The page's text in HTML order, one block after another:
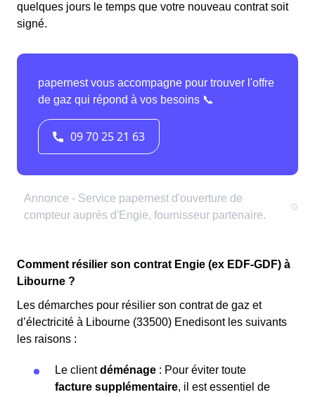
quelques jours le temps que votre nouveau contrat soit
signé.
Comment résilier son contrat Engie (ex EDF-GDF) à
Libourne ?
Les démarches pour résilier son contrat de gaz et
d’électricité à Libourne (33500) Enedisont les suivants
les raisons :
Le clientdéménage : Pour éviter toute
facture supplémentaire, il est essentiel de